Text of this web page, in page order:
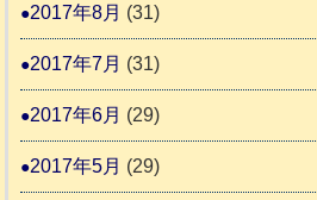
2017年8月 (31)
2017年7月 (31)
2017年6月 (29)
2017年5月 (29)